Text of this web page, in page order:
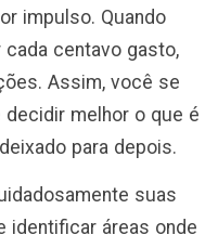
impulso. Quando
centavo gasto,
Assim, você se
melhor o que é
para depois.
suas
identificar áreas onde